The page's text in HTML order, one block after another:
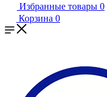
Избранные товары 0
Корзина 0